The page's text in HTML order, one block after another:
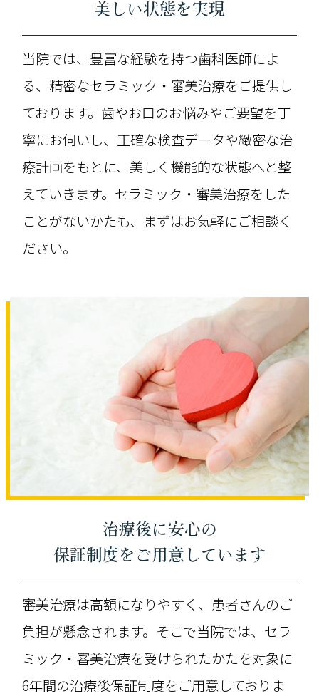
美しい状態を実現
当院では、豊富な経験を持つ歯科医師によ
る、精密なセラミック・審美治療をご提供し
ております。歯やお口のお悩みやご要望を丁
寧にお伺いし、正確な検査データや緻密な治
療計画をもとに、美しく機能的な状態へと整
えていきます。セラミック・審美治療をした
ことがないかたも、まずはお気軽にご相談く
ださい。
治療後に安心の
保証制度をご用意しています
審美治療は高額になりやすく、患者さんのご
負担が懸念されます。そこで当院では、セラ
ミック・審美治療を受けられたかたを対象に
6年間の治療後保証制度をご用意しておりま